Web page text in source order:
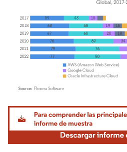
Imagen © Mordor Intelligence. El uso